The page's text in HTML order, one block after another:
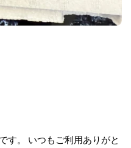
す。 いつもご利用ありがと